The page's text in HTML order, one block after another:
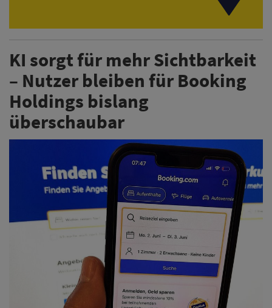
KI sorgt für mehr Sichtbarkeit
– Nutzer bleiben für Booking
Holdings bislang
überschaubar